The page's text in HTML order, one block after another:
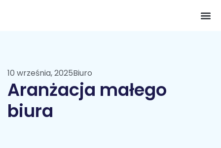
10 września, 2025Biuro
Aranżacja małego
biura